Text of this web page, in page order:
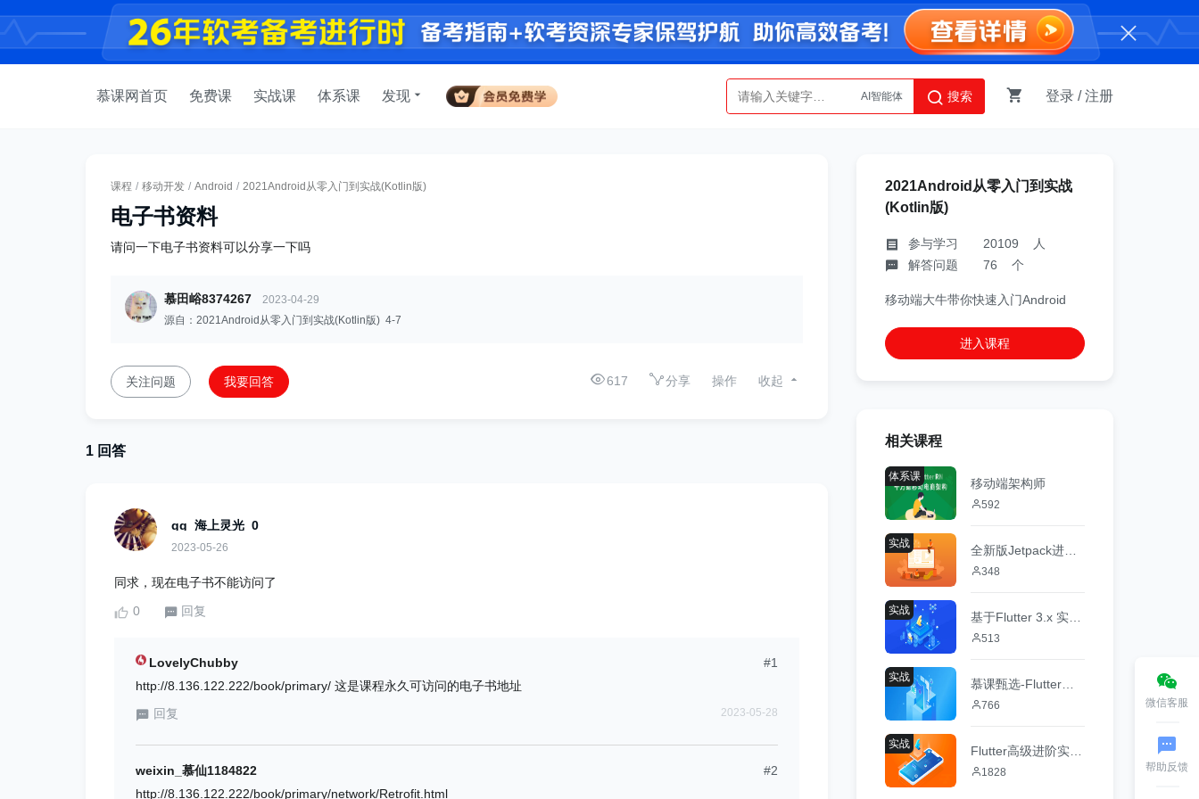
慕课网首页 免费课 实战课 体系课 发现
AI智能体
Python
搜索 登录 /注册
课程 / 移动开发 / Android / 2021Android从零入门到实战(Kotlin版)
电子书资料
请问一下电子书资料可以分享一下吗
慕田峪8374267
2023-04-29
源自：2021Android从零入门到实战(Kotlin版) 4-7
关注问题 我要回答 617 分享 操作 收起
1 回答
qq_海上灵光_0
2023-05-26
同求，现在电子书不能访问了
0
回复
#1
LovelyChubby
http://8.136.122.222/book/primary/ 这是课程永久可访问的电子书地址
2023-05-28
回复
#2
weixin_慕仙1184822
http://8.136.122.222/book/primary/network/Retrofit.html
2021Android从零入门到实战
(Kotlin版)
参与学习 20109 人
解答问题 76 个
移动端大牛带你快速入门Android
进入课程
相关课程
体系课 移动端架构师
592
实战
348
实战
513
实战
766
实战
1828
微信客服
帮助反馈